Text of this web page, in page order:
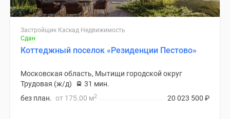
Застройщик Каскад Недвижимость
Сдан
Коттеджный поселок «Резиденции Пестово»
Московская область, Мытищи городской округ
Трудовая (ж/д)
31 мин.
20 023 500 ₽
без план. от 175.00 м2